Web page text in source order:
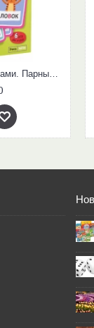
Умные игры с картами. Парные согласные. Проверялка